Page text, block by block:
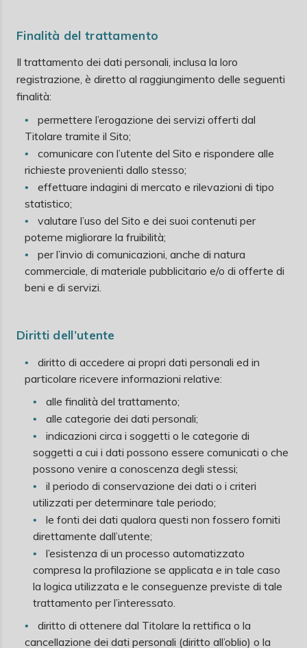
Finalità del trattamento
Il trattamento dei dati personali, inclusa la loro
registrazione, è diretto al raggiungimento delle seguenti
finalità:
permettere l’erogazione dei servizi offerti dal
Titolare tramite il Sito;
comunicare con l’utente del Sito e rispondere alle
richieste provenienti dallo stesso;
effettuare indagini di mercato e rilevazioni di tipo
statistico;
valutare l’uso del Sito e dei suoi contenuti per
poterne migliorare la fruibilità;
per l’invio di comunicazioni, anche di natura
commerciale, di materiale pubblicitario e/o di offerte di
beni e di servizi.
Diritti dell’utente
diritto di accedere ai propri dati personali ed in
particolare ricevere informazioni relative:
alle finalità del trattamento;
alle categorie dei dati personali;
indicazioni circa i soggetti o le categorie di
soggetti a cui i dati possono essere comunicati o che
possono venire a conoscenza degli stessi;
il periodo di conservazione dei dati o i criteri
utilizzati per determinare tale periodo;
le fonti dei dati qualora questi non fossero forniti
direttamente dall’utente;
l’esistenza di un processo automatizzato
compresa la profilazione se applicata e in tale caso
la logica utilizzata e le conseguenze previste di tale
trattamento per l’interessato.
diritto di ottenere dal Titolare la rettifica o la
cancellazione dei dati personali (diritto all’oblio) o la